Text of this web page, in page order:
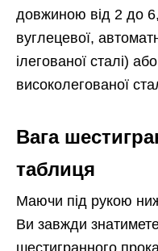
довжиною від 2 до
вуглецевої,
ілегованої сталі)
високолегованої
Вага
таблиця
Маючи під рукою
Ви завжди
шестигранного